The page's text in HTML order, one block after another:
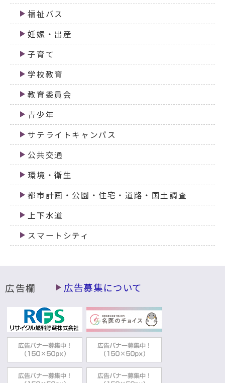
福祉バス
妊娠・出産
子育て
学校教育
教育委員会
青少年
サテライトキャンパス
公共交通
環境・衛生
都市計画・公園・住宅・道路・国土調査
上下水道
スマートシティ
広告欄 広告募集について